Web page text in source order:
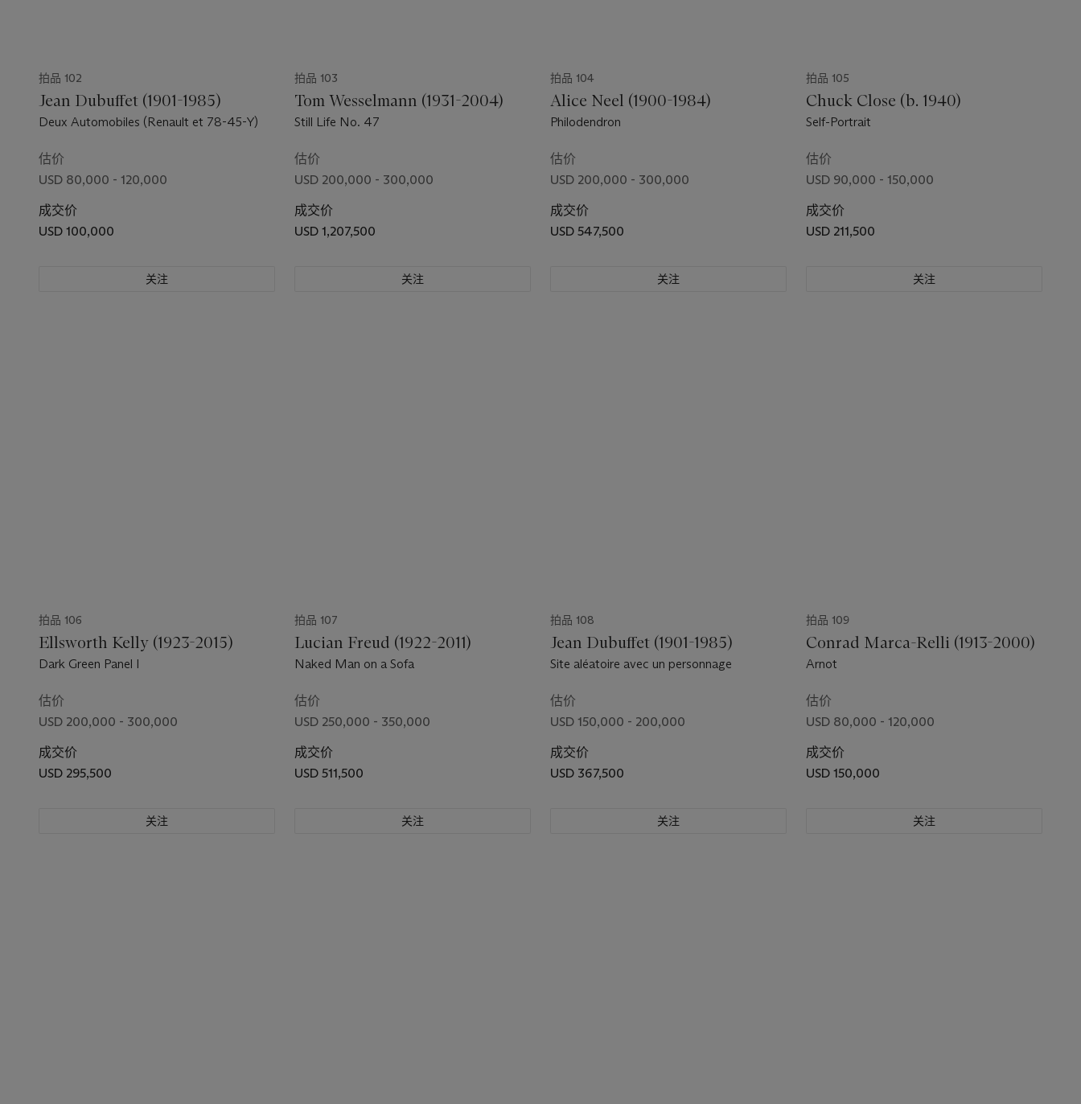
拍品 102
Jean Dubuffet (1901-1985)
Deux Automobiles (Renault et 78-45-Y)
估价
USD 80,000 - 120,000
成交价
USD 100,000
关注
拍品 103
Tom Wesselmann (1931-2004)
Still Life No. 47
估价
USD 200,000 - 300,000
成交价
USD 1,207,500
关注
拍品 104
Alice Neel (1900-1984)
Philodendron
估价
USD 200,000 - 300,000
成交价
USD 547,500
关注
拍品 105
Chuck Close (b. 1940)
Self-Portrait
估价
USD 90,000 - 150,000
成交价
USD 211,500
关注
拍品 106
Ellsworth Kelly (1923-2015)
Dark Green Panel I
估价
USD 200,000 - 300,000
成交价
USD 295,500
关注
拍品 107
Lucian Freud (1922-2011)
Naked Man on a Sofa
估价
USD 250,000 - 350,000
成交价
USD 511,500
关注
拍品 108
Jean Dubuffet (1901-1985)
Site aléatoire avec un personnage
估价
USD 150,000 - 200,000
成交价
USD 367,500
关注
拍品 109
Conrad Marca-Relli (1913-2000)
Arnot
估价
USD 80,000 - 120,000
成交价
USD 150,000
关注